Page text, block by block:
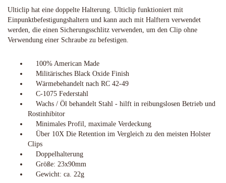
Ulticlip hat eine doppelte Halterung. Ulticlip funktioniert mit
Einpunktbefestigungshaltern und kann auch mit Halftern verwendet
werden, die einen Sicherungsschlitz verwenden, um den Clip ohne
Verwendung einer Schraube zu befestigen.
100% American Made
Militärisches Black Oxide Finish
Wärmebehandelt nach RC 42-49
C-1075 Federstahl
Wachs / Öl behandelt Stahl - hilft in reibungslosen Betrieb und
Rostinhibitor
Minimales Profil, maximale Verdeckung
Über 10X Die Retention im Vergleich zu den meisten Holster
Clips
Doppelhalterung
Größe: 23x90mm
Gewicht: ca. 22g